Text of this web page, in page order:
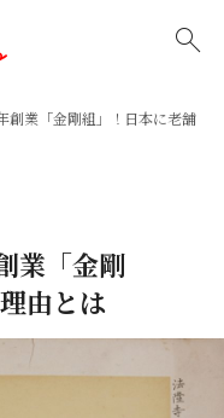
創業「金剛組」！日本に老舗
業「金剛
由とは